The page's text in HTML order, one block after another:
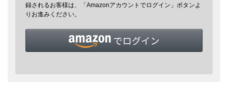
録されるお客様は、「Amazonアカウントでログイン」ボタンよ
りお進みください。